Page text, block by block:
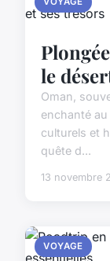
le
Oman,
enchanté
culturels et
quête d...
13 novembre
VOYAGE